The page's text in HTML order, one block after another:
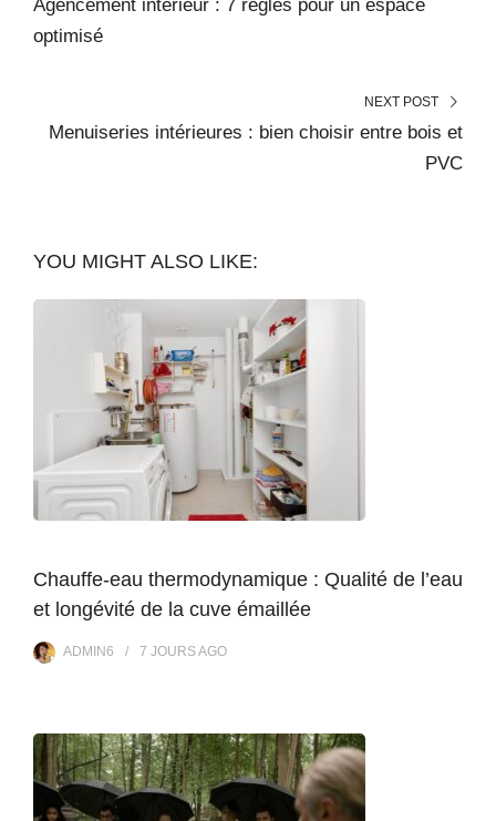
Agencement intérieur : 7 règles pour un espace
optimisé
NEXT POST
Menuiseries intérieures : bien choisir entre bois et
PVC
YOU MIGHT ALSO LIKE:
Chauffe-eau thermodynamique : Qualité de l’eau
et longévité de la cuve émaillée
ADMIN6 7 JOURSAGO